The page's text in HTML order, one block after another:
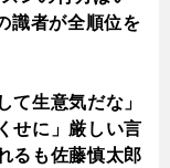
者が全順位を
て生意気だな」
せに」厳しい言
るも佐藤慎太郎